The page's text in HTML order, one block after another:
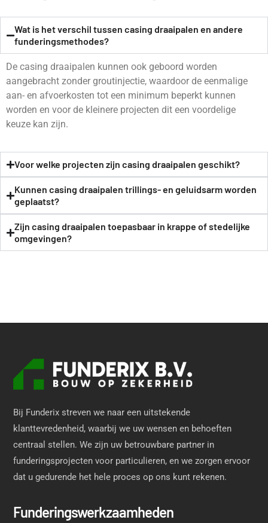
Wat is het verschil tussen casing draaipalen en andere
funderingsmethodes?
De casing draaipalen kunnen ook geboord worden
aangebracht zonder groutinjectie, waardoor de eenmalige
aan- en afvoerkosten tot een minimum beperkt kunnen
worden en voor de kleinere projecten dit een voordelige
keuze kan zijn.
Voor welke projecten zijn casing draaipalen geschikt?
Kunnen casing draaipalen trillings- en geluidsarm worden
geplaatst?
Zijn casing draaipalen toepasbaar in krappe of stedelijke
omgevingen?
Bij Funderix streven we naar een uitstekende
klanttevredenheid, waarbij we uw wensen en behoeften
centraal stellen. We zijn uw betrouwbare partner in
funderingsprojecten voor particulieren, en we zorgen ervoor
dat u gedurende het hele proces op ons kunt rekenen.
Funderingswerkzaamheden